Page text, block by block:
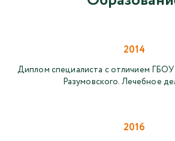
2014
Диплом специалиста с отличием
Разумовского. Лечебное
2016